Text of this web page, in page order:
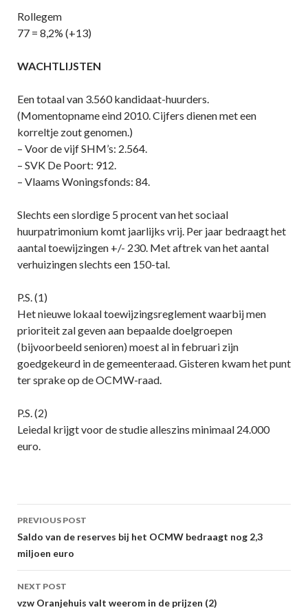
Rollegem
77 = 8,2% (+13)
WACHTLIJSTEN
Een totaal van 3.560 kandidaat-huurders.
(Momentopname eind 2010. Cijfers dienen met een
korreltje zout genomen.)
– Voor de vijf SHM’s: 2.564.
– SVK De Poort: 912.
– Vlaams Woningsfonds: 84.
Slechts een slordige 5 procent van het sociaal
huurpatrimonium komt jaarlijks vrij. Per jaar bedraagt het
aantal toewijzingen +/- 230. Met aftrek van het aantal
verhuizingen slechts een 150-tal.
P.S. (1)
Het nieuwe lokaal toewijzingsreglement waarbij men
prioriteit zal geven aan bepaalde doelgroepen
(bijvoorbeeld senioren) moest al in februari zijn
goedgekeurd in de gemeenteraad. Gisteren kwam het punt
ter sprake op de OCMW-raad.
P.S. (2)
Leiedal krijgt voor de studie alleszins minimaal 24.000
euro.
Post
navigation
PREVIOUS POST
Saldo van de reserves bij het OCMW bedraagt nog 2,3
miljoen euro
NEXT POST
vzw Oranjehuis valt weerom in de prijzen (2)